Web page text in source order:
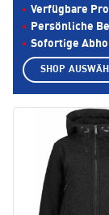
Verfügbare
Persönliche
Sofortige